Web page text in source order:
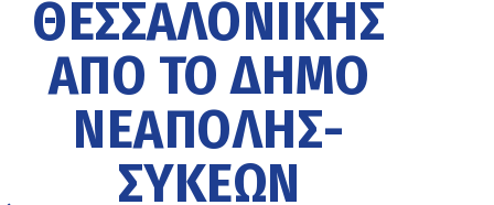
ΘΕΣΣΑΛΟΝΊΚΗΣ
ΑΠΌ ΤΟ ΔΉΜΟ
ΝΕΆΠΟΛΗΣ-
ΣΥΚΕΏΝ